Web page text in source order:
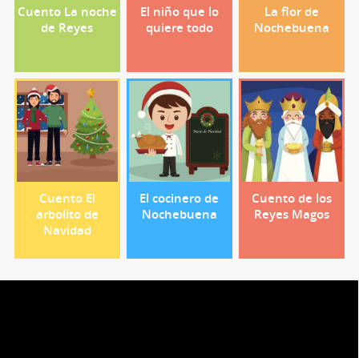
Cuento La noche
de Reyes
El niño que lo
quiere todo
La flor de
Nochebuena
Cuento El
arbolito de
Navidad
El cocinero de
Nochebuena
Cuento de los
Reyes Magos